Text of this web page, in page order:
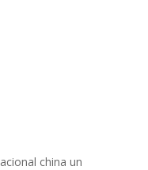
china un